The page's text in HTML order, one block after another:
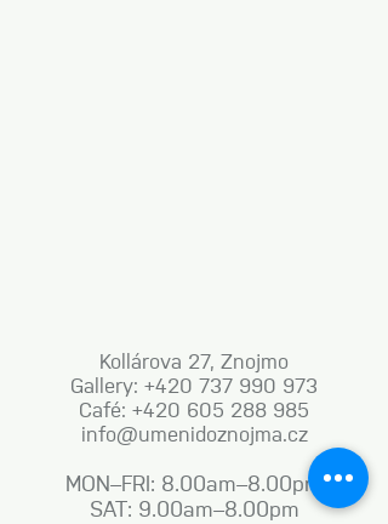
Kollárova 27, Znojmo
Gallery: +420 737 990 973
Café: +420 605 288 985
info@umenidoznojma.cz
MON–FRI: 8.00am–8.00pm
SAT: 9.00am–8.00pm